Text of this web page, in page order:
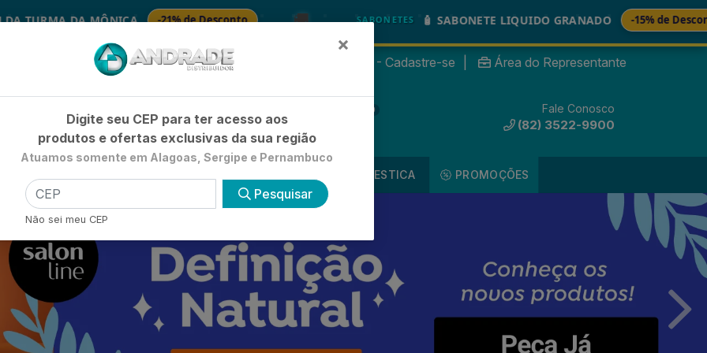
-21% de Desconto 🚚 SABONETES 🧴 SABONETE LIQUIDO GRANADO -15% de Desconto 🚚
Já é cliente? - Entrar Não é cliente? - Cadastre-se Área do Representante
0 Fale Conosco
(82) 3522-9900
UTILIDADE DOMESTICA PROMOÇÕES
×
Digite seu CEP para ter acesso aos
produtos e ofertas exclusivas da sua região
Atuamos somente em Alagoas, Sergipe e Pernambuco
Pesquisar
Não sei meu CEP